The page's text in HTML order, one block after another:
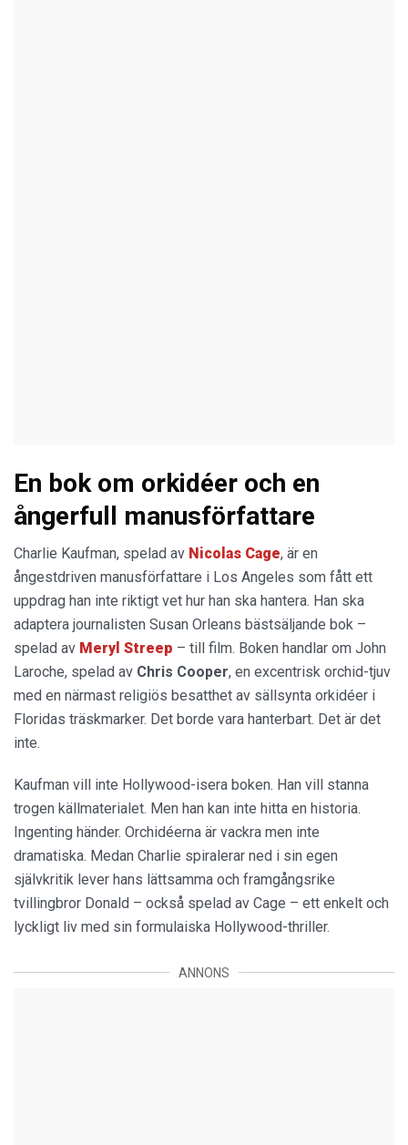
En bok om orkidéer och en
ångerfull manusförfattare
Charlie Kaufman, spelad av Nicolas Cage, är en
ångestdriven manusförfattare i Los Angeles som fått ett
uppdrag han inte riktigt vet hur han ska hantera. Han ska
adaptera journalisten Susan Orleans bästsäljande bok –
spelad av Meryl Streep – till film. Boken handlar om John
Laroche, spelad av Chris Cooper, en excentrisk orchid-tjuv
med en närmast religiös besatthet av sällsynta orkidéer i
Floridas träskmarker. Det borde vara hanterbart. Det är det
inte.
Kaufman vill inte Hollywood-isera boken. Han vill stanna
trogen källmaterialet. Men han kan inte hitta en historia.
Ingenting händer. Orchidéerna är vackra men inte
dramatiska. Medan Charlie spiralerar ned i sin egen
självkritik lever hans lättsamma och framgångsrike
tvillingbror Donald – också spelad av Cage – ett enkelt och
lyckligt liv med sin formulaiska Hollywood-thriller.
ANNONS